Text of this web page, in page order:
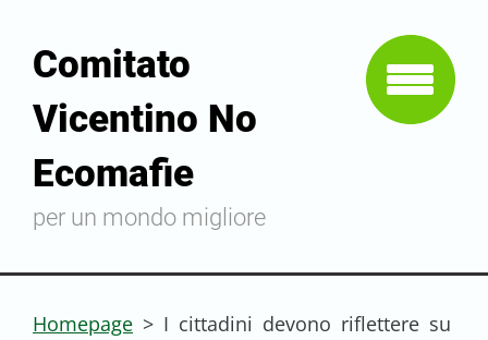
Comitato
Vicentino No
Ecomafie
per un mondo migliore
Homepage > I cittadini devono riflettere su